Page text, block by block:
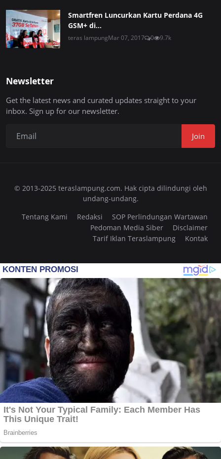
Smartfren Luncurkan Kartu Perdana 4G
GSM+ di...
teras lampungMar 07, 2017 0 9.7k
Newsletter
Get the latest news and curated updates straight to your
inbox. Sign up for our newsletter.
Join
© 2013-2025 teraslampung.com. Hak cipta dilindungi oleh
undang-undang.
Tentang Kami
Redaksi
SOP Perlindungan Wartawan
Pedoman Media Siber
Disclaimer
Tarif Iklan Teraslampung
Kontak